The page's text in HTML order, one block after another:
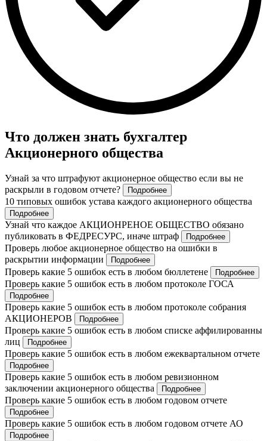
Что должен знать бухгалтер
Акционерного общества
Узнай за что штрафуют акционерное общество если вы не
раскрыли в годовом отчете?
Подробнее
10 типовых ошибок устава каждого акционерного общества
Подробнее
Узнай что каждое АКЦИОНРЕНОЕ ОБЩЕСТВО обязано
публиковать в ФЕДРЕСУРС, иначе штраф
Подробнее
Проверь любое акционерное общество на ошибки в
раскрытии информации
Подробнее
Проверь какие 5 ошибок есть в любом бюллетене Подробнее
Проверь какие 5 ошибок есть в любом протоколе ГОСА
Подробнее
Проверь какие 5 ошибок есть в любом протоколе собрания
АКЦИОНЕРОВ
Подробнее
Проверь какие 5 ошибок есть в любом списке аффилированны
лиц
Подробнее
Проверь какие 5 ошибок есть в любом ежеквартальном отчете
Подробнее
Проверь какие 5 ошибок есть в любом ревизионном
заключении акционерного общества
Подробнее
Проверь какие 5 ошибок есть в любом годовом отчете
Подробнее
Проверь какие 5 ошибок есть в любом годовом отчете АО
Подробнее